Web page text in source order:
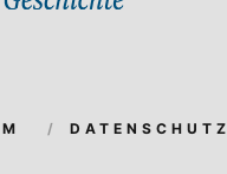
DATENSCHUTZ